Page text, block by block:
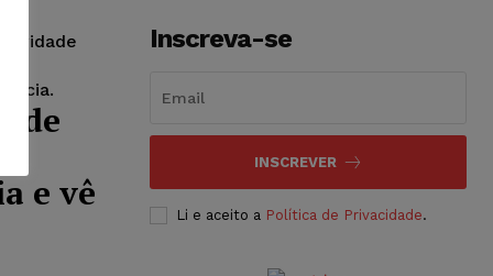
de
e vê
Inscreva-se
INSCREVER
Li e aceito a Política de Privacidade.